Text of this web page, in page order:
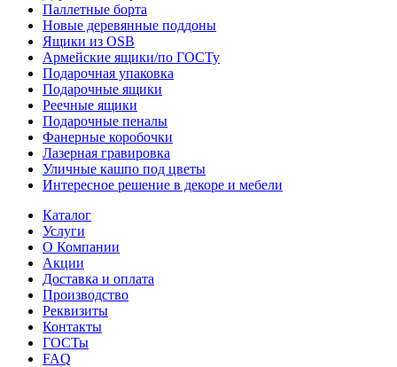
Паллетные борта
Новые деревянные поддоны
Ящики из OSB
Армейские ящики/по ГОСТу
Подарочная упаковка
Подарочные ящики
Реечные ящики
Подарочные пеналы
Фанерные коробочки
Лазерная гравировка
Уличные кашпо под цветы
Интересное решение в декоре и мебели
Каталог
Услуги
О Компании
Акции
Доставка и оплата
Производство
Реквизиты
Контакты
ГОСТы
FAQ